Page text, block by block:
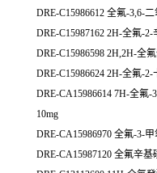
DRE-C15986612 全氟-3,6-
DRE-C15987162 2H-全氟-2-
DRE-C15986598 2H,2H-全
DRE-C15986624 2H-全氟-2-
DRE-CA15986614 7H-全氟-
10mg
DRE-CA15986970 全氟-3-
DRE-CA15987120 全氟辛基